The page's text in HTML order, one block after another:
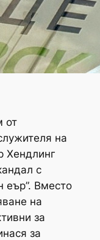
от
на
Хендлинг
с
еър”. Вместо
на
за
за